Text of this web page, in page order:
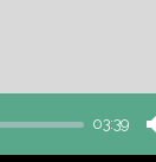
03:39